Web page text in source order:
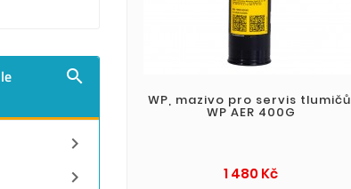



WP, mazivo pro servis tlumičů,
WP AER 400G
1 480 KčCena